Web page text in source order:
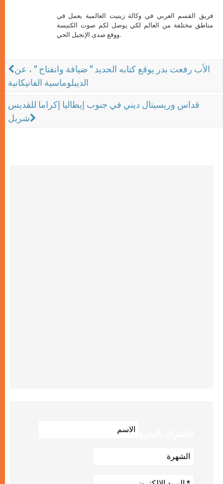
فريق القسم العربي في وكالة زينيت العالمية يعمل في
مناطق مختلفة من العالم لكي يوصل لكم صوت الكنيسة
ووقع صدى الإنجيل الحي.
الأب رفعت بدر يوقع كتابه الجديد " ضيافة وانفتاح " ، عن
الديبلوماسية الفاتيكانية
قداس وريسيتال ديني في جنوب إيطاليا إكراما للقديس
شربل